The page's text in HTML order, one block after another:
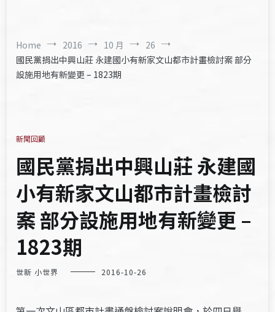
Home 2016 10 月
26
國民黨捐出中興山莊 永建國小有新家文山都市計畫檢討案 部分
設施用地有新變更 – 1823期
新聞回顧
國民黨捐出中興山莊 永建國
小有新家文山都市計畫檢討
案 部分設施用地有新變更 –
1823期
世新 小世界 2016-10-26